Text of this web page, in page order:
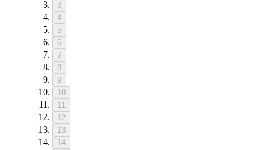
3
4
5
6
7
8
9
10
11
12
13
14